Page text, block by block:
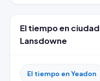
El tiempo en
Lansdowne
El tiempo en Yeadon